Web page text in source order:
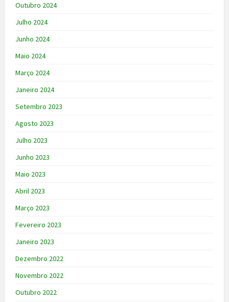
Outubro 2024
Julho 2024
Junho 2024
Maio 2024
Março 2024
Janeiro 2024
Setembro 2023
Agosto 2023
Julho 2023
Junho 2023
Maio 2023
Abril 2023
Março 2023
Fevereiro 2023
Janeiro 2023
Dezembro 2022
Novembro 2022
Outubro 2022